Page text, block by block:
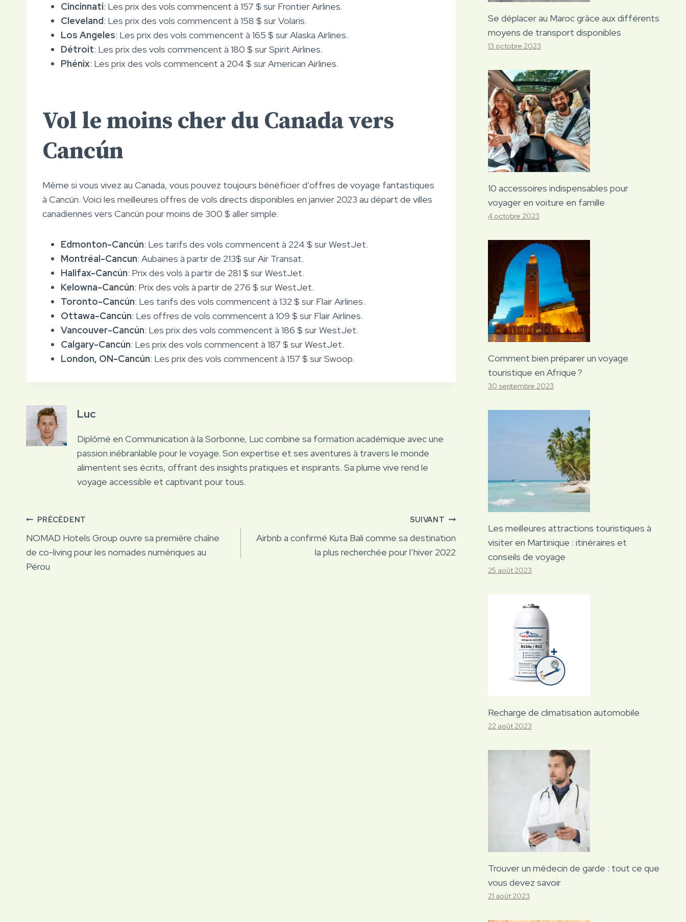
Cincinnati: Les prix des vols commencent à 157 $ sur Frontier Airlines.
Cleveland: Les prix des vols commencent à 158 $ sur Volaris.
Los Angeles: Les prix des vols commencent à 165 $ sur Alaska Airlines.
Détroit: Les prix des vols commencent à 180 $ sur Spirit Airlines.
Phénix: Les prix des vols commencent à 204 $ sur American Airlines.
Vol le moins cher du Canada vers
Cancún
Même si vous vivez au Canada, vous pouvez toujours bénéficier d’offres de voyage fantastiques
à Cancún. Voici les meilleures offres de vols directs disponibles en janvier 2023 au départ de villes
canadiennes vers Cancún pour moins de 300 $ aller simple.
Edmonton-Cancún: Les tarifs des vols commencent à 224 $ sur WestJet.
Montréal-Cancun: Aubaines à partir de 213$ sur Air Transat.
Halifax-Cancún: Prix des vols à partir de 281 $ sur WestJet.
Kelowna-Cancún: Prix des vols à partir de 276 $ sur WestJet.
Toronto-Cancún: Les tarifs des vols commencent à 132 $ sur Flair Airlines.
Ottawa-Cancún: Les offres de vols commencent à 109 $ sur Flair Airlines.
Vancouver-Cancún: Les prix des vols commencent à 186 $ sur WestJet.
Calgary-Cancún: Les prix des vols commencent à 187 $ sur WestJet.
London, ON-Cancún: Les prix des vols commencent à 157 $ sur Swoop.
Luc
Diplômé en Communication à la Sorbonne, Luc combine sa formation académique avec une
passion inébranlable pour le voyage. Son expertise et ses aventures à travers le monde
alimentent ses écrits, offrant des insights pratiques et inspirants. Sa plume vive rend le
voyage accessible et captivant pour tous.
Navigation
de
PRÉCÉDENT
NOMAD Hotels Group ouvre sa première chaîne
de co-living pour les nomades numériques au
Pérou
SUIVANT
Airbnb a confirmé Kuta Bali comme sa destination
la plus recherchée pour l’hiver 2022
Se déplacer au Maroc grâce aux différents
moyens de transport disponibles
13 octobre 2023
10 accessoires indispensables pour
voyager en voiture en famille
4 octobre 2023
Comment bien préparer un voyage
touristique en Afrique ?
30 septembre 2023
Les meilleures attractions touristiques à
visiter en Martinique : itinéraires et
conseils de voyage
25 août 2023
Recharge de climatisation automobile
22 août 2023
Trouver un médecin de garde : tout ce que
vous devez savoir
21 août 2023